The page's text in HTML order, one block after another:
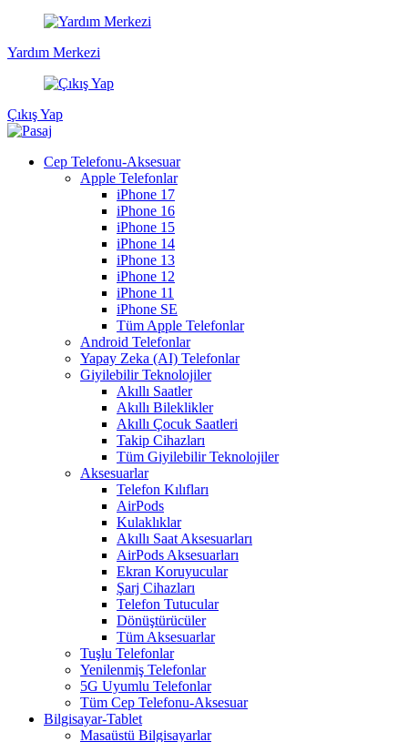
Yardım Merkezi
Çıkış Yap
Cep Telefonu-Aksesuar
Apple Telefonlar
iPhone 17
iPhone 16
iPhone 15
iPhone 14
iPhone 13
iPhone 12
iPhone 11
iPhone SE
Tüm Apple Telefonlar
Android Telefonlar
Yapay Zeka (AI) Telefonlar
Giyilebilir Teknolojiler
Akıllı Saatler
Akıllı Bileklikler
Akıllı Çocuk Saatleri
Takip Cihazları
Tüm Giyilebilir Teknolojiler
Aksesuarlar
Telefon Kılıfları
AirPods
Kulaklıklar
Akıllı Saat Aksesuarları
AirPods Aksesuarları
Ekran Koruyucular
Şarj Cihazları
Telefon Tutucular
Dönüştürücüler
Tüm Aksesuarlar
Tuşlu Telefonlar
Yenilenmiş Telefonlar
5G Uyumlu Telefonlar
Tüm Cep Telefonu-Aksesuar
Bilgisayar-Tablet
Masaüstü Bilgisayarlar